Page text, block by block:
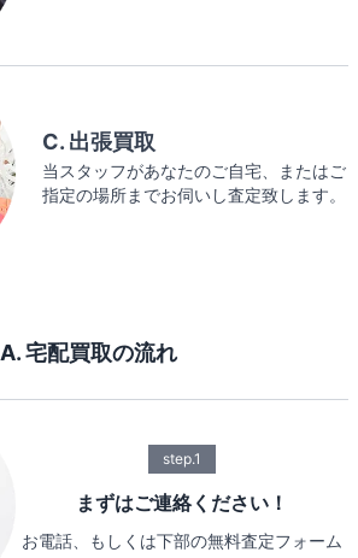
C. 出張買取
当スタッフがあなたのご自宅、またはご
指定の場所までお伺いし査定致します。
A. 宅配買取の流れ
step.1
まずはご連絡ください！
お電話、もしくは下部の無料査定フォーム